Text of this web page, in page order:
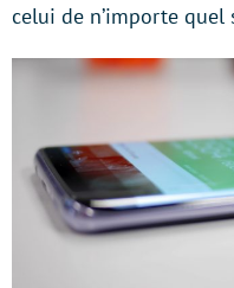
celui de n’importe